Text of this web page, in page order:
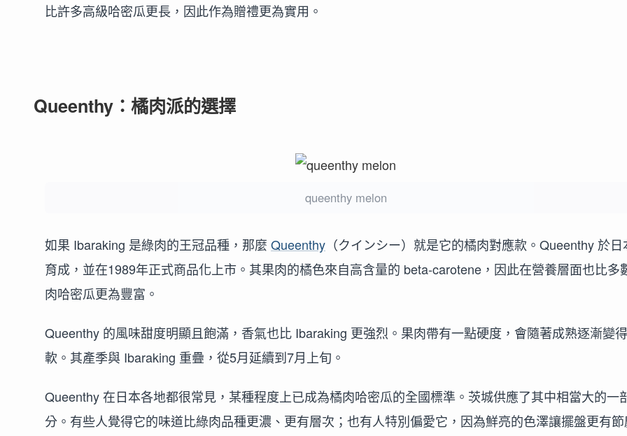
比許多高級哈密瓜更長，因此作為贈禮更為實用。
Queenthy：橘肉派的選擇
queenthy melon
如果 Ibaraking 是綠肉的王冠品種，那麼 Queenthy （クインシー）就是它的橘肉對應款。Queenthy 於日
育成，並在1989年正式商品化上市。其果肉的橘色來自高含量的 beta-carotene，因此在營養層面也比多
肉哈密瓜更為豐富。
Queenthy 的風味甜度明顯且飽滿，香氣也比 Ibaraking 更強烈。果肉帶有一點硬度，會隨著成熟逐漸變
軟。其產季與 Ibaraking 重疊，從5月延續到7月上旬。
Queenthy 在日本各地都很常見，某種程度上已成為橘肉哈密瓜的全國標準。茨城供應了其中相當大的一
分。有些人覺得它的味道比綠肉品種更濃、更有層次；也有人特別偏愛它，因為鮮亮的色澤讓擺盤更有